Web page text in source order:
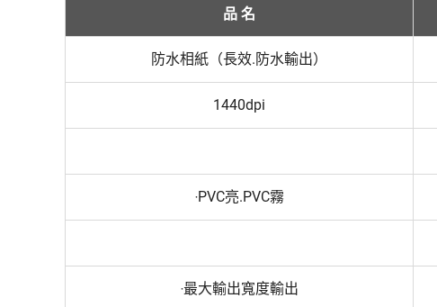
品 名
防水相紙（長效.防水輸出）
1440dpi
‧PVC亮.PVC霧
‧最大輸出寬度輸出